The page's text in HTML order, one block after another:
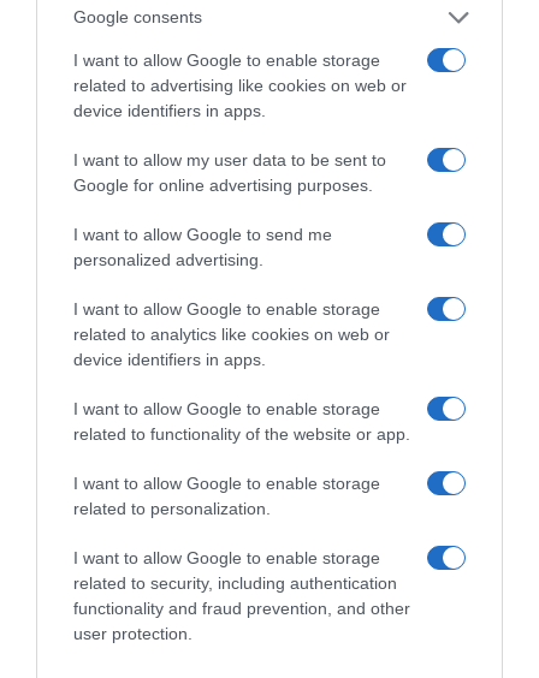
Google consents
I want to allow Google to enable storage
related to advertising like cookies on web or
device identifiers in apps.
I want to allow my user data to be sent to
Google for online advertising purposes.
I want to allow Google to send me
personalized advertising.
I want to allow Google to enable storage
related to analytics like cookies on web or
device identifiers in apps.
I want to allow Google to enable storage
related to functionality of the website or app.
I want to allow Google to enable storage
related to personalization.
I want to allow Google to enable storage
related to security, including authentication
functionality and fraud prevention, and other
user protection.
ΠΑΤΗΣΤΕ ΓΙΑ LIVE ΚΙΝΗΣΗ
Live ενημέρωση για Κηφισό, Αττική Οδό και κέντρο Αθήνας από το
paron.gr